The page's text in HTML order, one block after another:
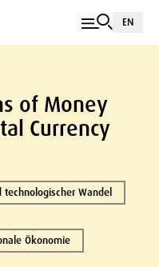
EN
of Money
Currency
Wandel
Ökonomie